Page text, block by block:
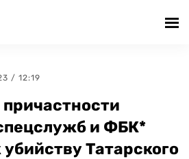
/ 12:19
и ФБК*
Татарского